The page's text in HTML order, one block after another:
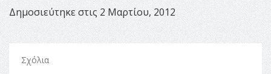
Δημοσιεύτηκε στις 2 Μαρτίου, 2012
Σχόλια